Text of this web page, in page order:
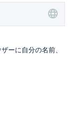
ーに自分の名前、